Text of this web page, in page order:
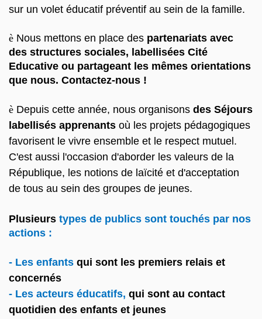
sur un volet éducatif préventif au sein de la famille.
è Nous mettons en place des partenariats avec
des structures sociales, labellisées Cité
Educative ou partageant les mêmes orientations
que nous. Contactez-nous !
è Depuis cette année, nous organisons des Séjours
labellisés apprenants où les projets pédagogiques
favorisent le vivre ensemble et le respect mutuel.
C'est aussi l'occasion d'aborder les valeurs de la
République, les notions de laïcité et d'acceptation
de tous au sein des groupes de jeunes.
Plusieurs types de publics sont touchés par nos
actions :
- Les enfants qui sont les premiers relais et
concernés
- Les acteurs éducatifs, qui sont au contact
quotidien des enfants et jeunes